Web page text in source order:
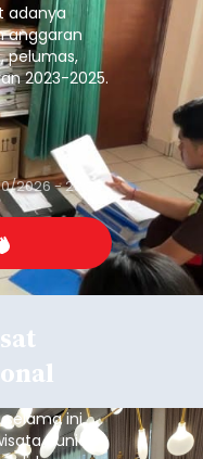
adanya
anggaran
pelumas,
2023-2025.
2026 - 23:33
selama ini
dunia.